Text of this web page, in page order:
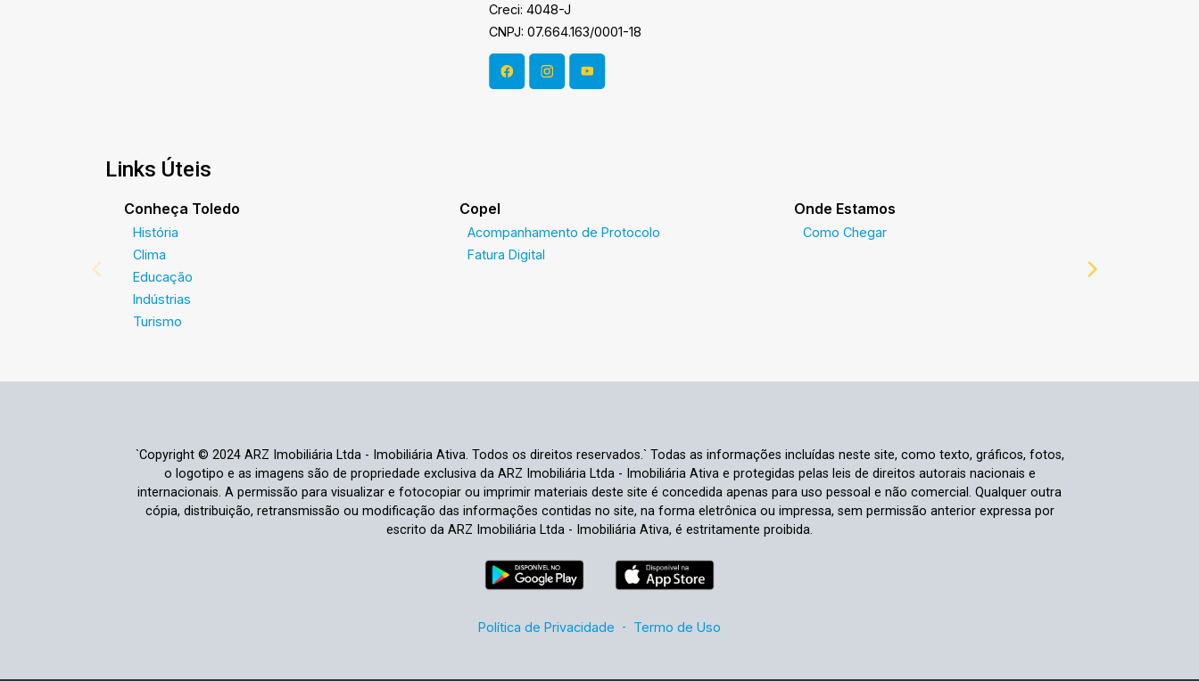
Creci: 4048-J
CNPJ: 07.664.163/0001-18
Links Úteis
Conheça Toledo
História
Clima
Educação
Indústrias
Turismo
Copel
Acompanhamento de Protocolo
Fatura Digital
Onde Estamos
Como Chegar
`Copyright © 2024 ARZ Imobiliária Ltda - Imobiliária Ativa. Todos os direitos reservados.` Todas as informações incluídas neste site, como texto, gráficos, fotos,
o logotipo e as imagens são de propriedade exclusiva da ARZ Imobiliária Ltda - Imobiliária Ativa e protegidas pelas leis de direitos autorais nacionais e
internacionais. A permissão para visualizar e fotocopiar ou imprimir materiais deste site é concedida apenas para uso pessoal e não comercial. Qualquer outra
cópia, distribuição, retransmissão ou modificação das informações contidas no site, na forma eletrônica ou impressa, sem permissão anterior expressa por
escrito da ARZ Imobiliária Ltda - Imobiliária Ativa, é estritamente proibida.
Política de Privacidade - Termo de Uso